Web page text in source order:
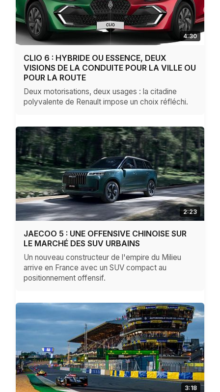
4:30
CLIO 6 : HYBRIDE OU ESSENCE, DEUX
VISIONS DE LA CONDUITE POUR LA VILLE OU
POUR LA ROUTE
Deux motorisations, deux usages : la citadine
polyvalente de Renault impose un choix réfléchi.
2:23
JAECOO 5 : UNE OFFENSIVE CHINOISE SUR
LE MARCHÉ DES SUV URBAINS
Un nouveau constructeur de l'empire du Milieu
arrive en France avec un SUV compact au
positionnement offensif.
3:18